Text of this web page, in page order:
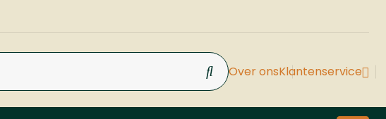
Over onsKlantenservice